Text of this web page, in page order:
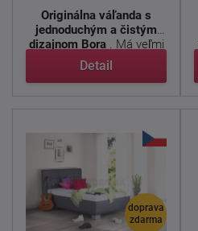
Originálna váľanda s
jednoduchým a čistým
dizajnom Bora. Má veľmi
...
Detail
doprava
zdarma